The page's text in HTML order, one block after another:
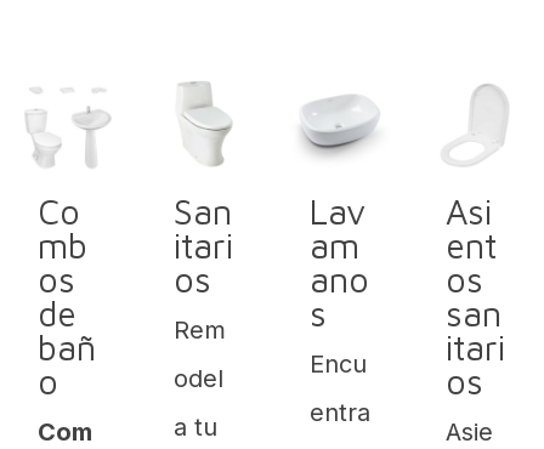
Co
mb
os
de
bañ
o
Com
San
itari
os
Rem
odel
a tu
Lav
am
ano
s
Encu
entra
Asi
ent
os
san
itari
os
Asie